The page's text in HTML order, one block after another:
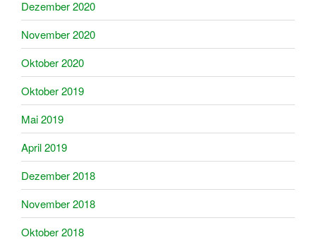
Dezember 2020
November 2020
Oktober 2020
Oktober 2019
Mai 2019
April 2019
Dezember 2018
November 2018
Oktober 2018